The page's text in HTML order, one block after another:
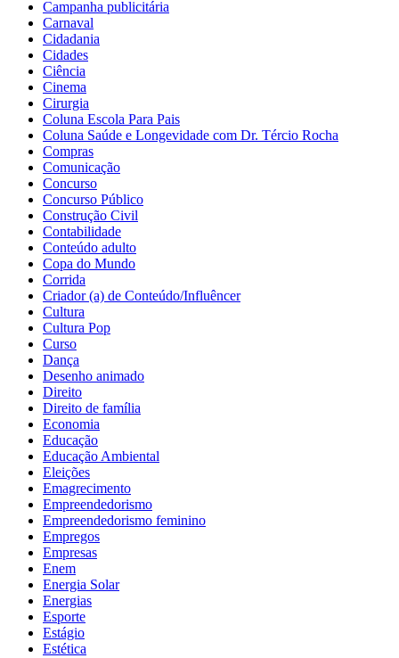
Campanha publicitária
Carnaval
Cidadania
Cidades
Ciência
Cinema
Cirurgia
Coluna Escola Para Pais
Coluna Saúde e Longevidade com Dr. Tércio Rocha
Compras
Comunicação
Concurso
Concurso Público
Construção Civil
Contabilidade
Conteúdo adulto
Copa do Mundo
Corrida
Criador (a) de Conteúdo/Influêncer
Cultura
Cultura Pop
Curso
Dança
Desenho animado
Direito
Direito de família
Economia
Educação
Educação Ambiental
Eleições
Emagrecimento
Empreendedorismo
Empreendedorismo feminino
Empregos
Empresas
Enem
Energia Solar
Energias
Esporte
Estágio
Estética